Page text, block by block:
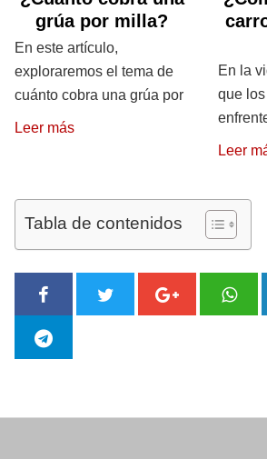
grúa por milla?
En este artículo,
exploraremos el tema de
cuánto cobra una grúa por
Leer más
En la
que
Leer
Tabla de contenidos